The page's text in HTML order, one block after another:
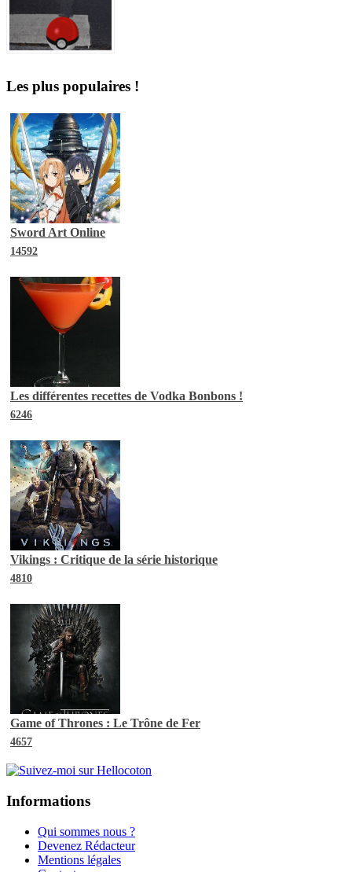
Les plus populaires !
Sword Art Online
14592
Les différentes recettes de Vodka Bonbons !
6246
Vikings : Critique de la série historique
4810
Game of Thrones : Le Trône de Fer
4657
Informations
Qui sommes nous ?
Devenez Rédacteur
Mentions légales